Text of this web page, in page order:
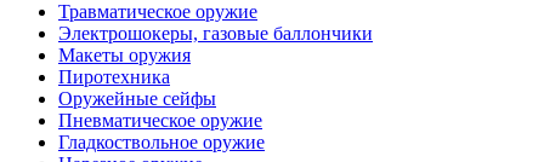
Травматическое оружие
Электрошокеры, газовые баллончики
Макеты оружия
Пиротехника
Оружейные сейфы
Пневматическое оружие
Гладкоствольное оружие